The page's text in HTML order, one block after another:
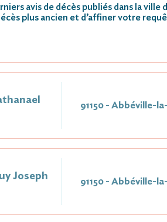
avis de décès publiés dans la
plus ancien et d’affiner votre
91150 - Abbéville-
Joseph 91150 - Abbéville-